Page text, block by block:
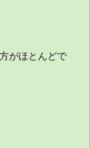
がほとんどで